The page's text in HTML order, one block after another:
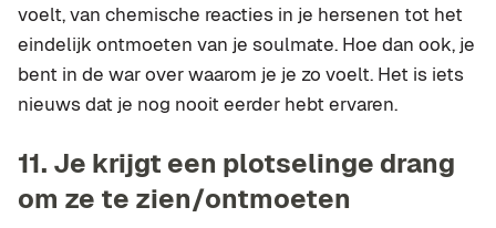
voelt, van chemische reacties in je hersenen tot het
eindelijk ontmoeten van je soulmate. Hoe dan ook, je
bent in de war over waarom je je zo voelt. Het is iets
nieuws dat je nog nooit eerder hebt ervaren.
11. Je krijgt een plotselinge drang
om ze te zien/ontmoeten